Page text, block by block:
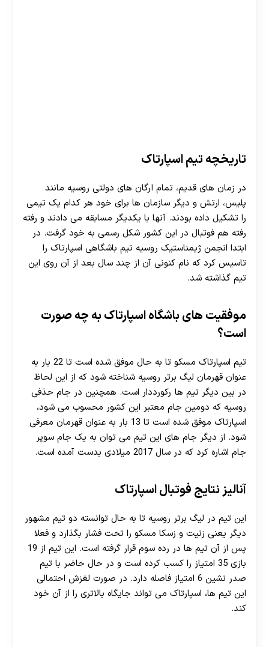
تاریخچه تیم اسپارتاک
در زمان های قدیم، تمام ارگان های دولتی روسیه مانند
پلیس، ارتش و دیگر سازمان ها برای خود هر کدام یک تیمی
را تشکیل داده بودند. آنها با یکدیگر مسابقه می دادند و رفته
رفته هم فوتبال در این کشور شکل رسمی به خود گرفت. در
ابتدا انجمن ژیمناستیک روسیه تیم باشگاهی اسپارتاک را
تاسیس کرد که نام کنونی آن از چند سال بعد از آن روی این
تیم گذاشته شد.
موفقیت های باشگاه اسپارتاکبه چه صورت
است؟
تیم اسپارتاک مسکو تا به حال موفق شده است تا 22 بار به
عنوان قهرمان لیگ برتر روسیه شناخته شود که از این لحاظ
در بین دیگر تیم ها رکورددار است. همچنین در جام حذفی
روسیه که دومین جام معتبر این کشور محسوب می شود،
اسپارتاک موفق شده است تا 13 بار به عنوان قهرمان معرفی
شود. از دیگر جام های این تیم می توان به یک جام سوپر
جام اشاره کرد که در سال 2017 میلادی بدست آمده است.
آنالیز نتایج فوتبال اسپارتاک
این تیم در لیگ برتر روسیه تا به حال توانسته دو تیم مشهور
دیگر یعنی زنیت و زسکا مسکو را تحت فشار بگذارد و فعلا
پس از آن تیم ها در رده سوم قرار گرفته است. این تیم از 19
بازی 35 امتیاز را کسب کرده است و در حال حاضر با تیم
صدر نشین 6 امتیاز فاصله دارد. در صورت لغزش احتمالی
این تیم ها، اسپارتاک می تواند جایگاه بالاتری را از آن خود
کند.